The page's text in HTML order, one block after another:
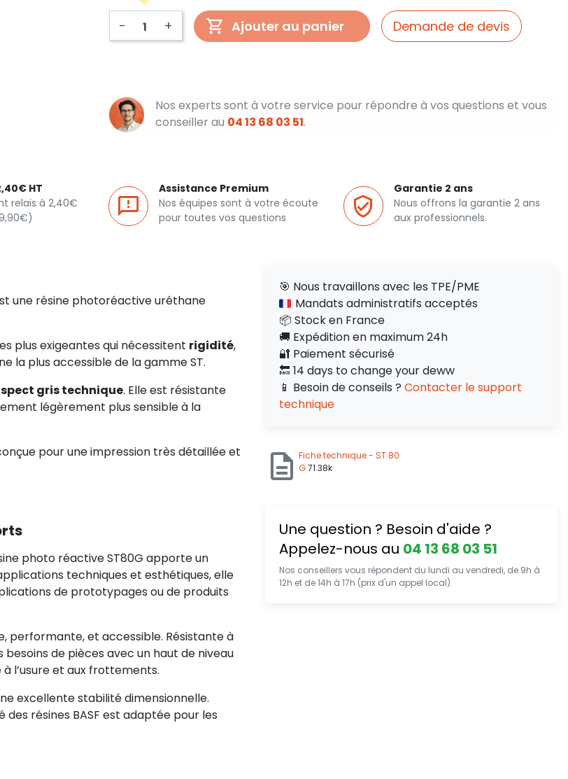
- + Ajouter au panier Demande de devis
Nos experts sont à votre service pour répondre à vos questions et vous
conseiller au 04 13 68 03 51.
HT
relais à 2,40€
Assistance Premium
Nos équipes sont à votre écoute
pour toutes vos questions
Garantie 2 ans
Nous offrons la garantie 2 ans
aux professionnels.
une résine photoréactive uréthane
plus exigeantes qui nécessitent rigidité,
la plus accessible de la gamme ST.
gris technique. Elle est résistante
légèrement plus sensible à la
pour une impression très détaillée et
photo réactive ST80G apporte un
techniques et esthétiques, elle
de prototypages ou de produits
performante, et accessible. Résistante à
de pièces avec un haut de niveau
l’usure et aux frottements.
excellente stabilité dimensionnelle.
résines BASF est adaptée pour les
🎯 Nous travaillons avec les TPE/PME
Mandats administratifs acceptés
📦 Stock en France
🚚 Expédition en maximum 24h
🔐 Paiement sécurisé
🔙 14 days to change your deww
📱 Besoin de conseils ? Contacter le support
technique
Fiche technique - ST 80
G71.38k
Une question ? Besoin d'aide ?
Appelez-nous au 04 13 68 03 51
Nos conseillers vous répondent du lundi au vendredi, de 9h à
12h et de 14h à 17h (prix d'un appel local).